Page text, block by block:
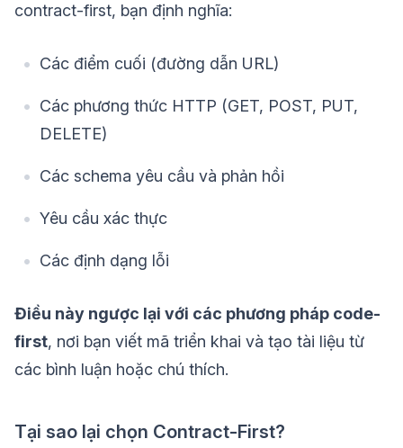
contract-first, bạn định nghĩa:
Các điểm cuối (đường dẫn URL)
Các phương thức HTTP (GET, POST, PUT,
DELETE)
Các schema yêu cầu và phản hồi
Yêu cầu xác thực
Các định dạng lỗi
Điều này ngược lại với các phương pháp code-
first, nơi bạn viết mã triển khai và tạo tài liệu từ
các bình luận hoặc chú thích.
Tại sao lại chọn Contract-First?